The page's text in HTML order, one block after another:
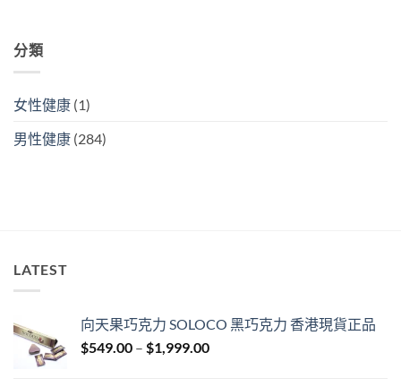
分類
女性健康 (1)
男性健康 (284)
LATEST
向天果巧克力 SOLOCO 黑巧克力 香港現貨正品
$549.00 – $1,999.00Price